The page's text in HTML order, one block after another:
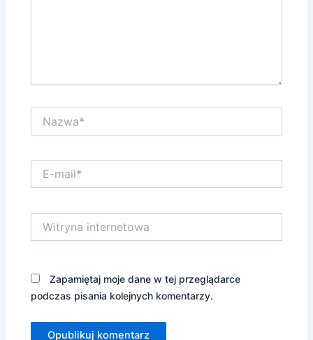
mail*
internetowa
Zapamiętaj moje dane w tej przeglądarce
podczas pisania kolejnych komentarzy.